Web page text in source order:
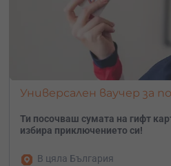
Универсален ваучер за
Ти посочваш сумата на гифт
избира приключението си!
В цяла България